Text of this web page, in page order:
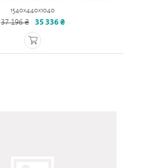
1540x440x1040
37 196 ₴ 35 336 ₴